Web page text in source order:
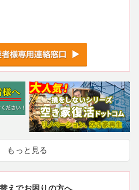
もっと見る